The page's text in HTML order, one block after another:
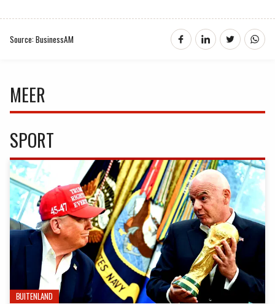
Source: BusinessAM
MEER
SPORT
BUITENLAND